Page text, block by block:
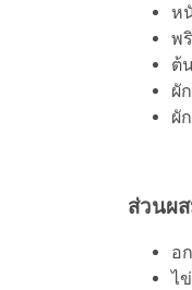
ห
พ
ต้
ผั
ผั
ส่วนผ
อ
ไ